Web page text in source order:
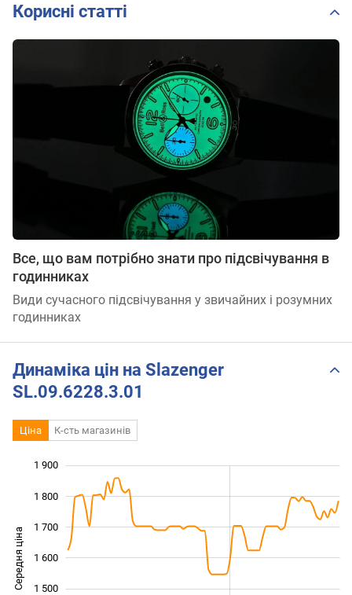
Корисні статті
Все, що вам потрібно знати про підсвічування в
годинниках
Види сучасного підсвічування у звичайних і розумних
годинниках
Динаміка цін на Slazenger
SL.09.6228.3.01
Ціна К-сть магазинів
Середня ціна 1 300
1 500
1 600
1 700
1 800
1 900